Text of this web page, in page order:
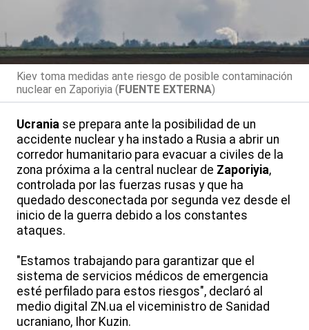
Kiev toma medidas ante riesgo de posible contaminación
nuclear en Zaporiyia (FUENTE EXTERNA)
Ucrania se prepara ante la posibilidad de un
accidente nuclear y ha instado a Rusia a abrir un
corredor humanitario para evacuar a civiles de la
zona próxima a la central nuclear de Zaporiyia,
controlada por las fuerzas rusas y que ha
quedado desconectada por segunda vez desde el
inicio de la guerra debido a los constantes
ataques.
"Estamos trabajando para garantizar que el
sistema de servicios médicos de emergencia
esté perfilado para estos riesgos", declaró al
medio digital ZN.ua el viceministro de Sanidad
ucraniano, Ihor Kuzin.